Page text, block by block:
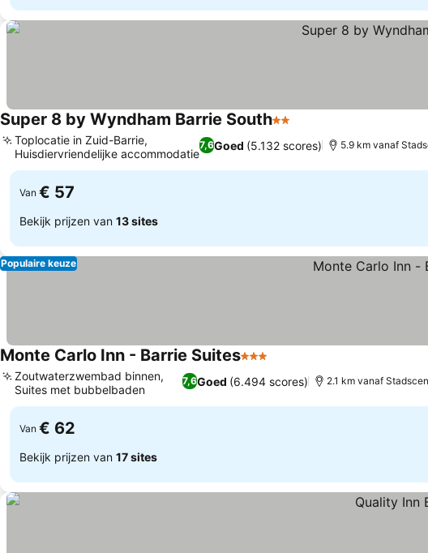
Super 8 by Wyndham Barrie South2 Sterren
7,6Goed (5.132 scores)
Toplocatie in Zuid-Barrie,
Huisdiervriendelijke accommodatie
5.9 km vanaf
Van € 57
Bekijk prijzen van 13 sites
Populaire keuze
Monte Carlo Inn - Barrie Suites3 Sterren
7,6Goed (6.494 scores)
Zoutwaterzwembad binnen,
Suites met bubbelbaden
2.1 km vanaf
Van € 62
Bekijk prijzen van 17 sites